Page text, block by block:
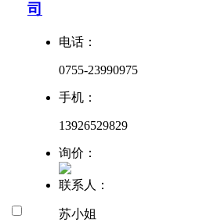
司
电话：
0755-23990975
手机：
13926529829
询价：
联系人：
苏小姐